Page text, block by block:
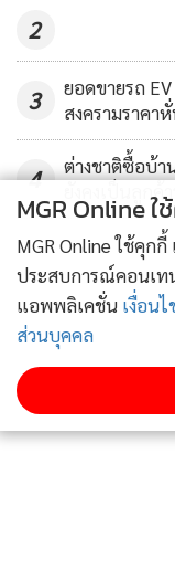
พีระพันธุ์ สาลีรัฐวิภา
ด้านผู้แทนพรรคการเ
ไดอะล็อคฯ คือ นาย
2
3
ยอดขายรถ
สงครามราค
4
ต่างชาติซื้อบ้า
ยังคงเป็นลูกค้
MGR Online
MGR Online ใช้คุก
ประสบการณ์คอนเ
แอพพลิเคชั่น เงื่อน
ส่วนบุคคล